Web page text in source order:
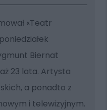
«Teatr
Biernat
23 lata. Artysta
a ponadto z
i telewizyjnym.